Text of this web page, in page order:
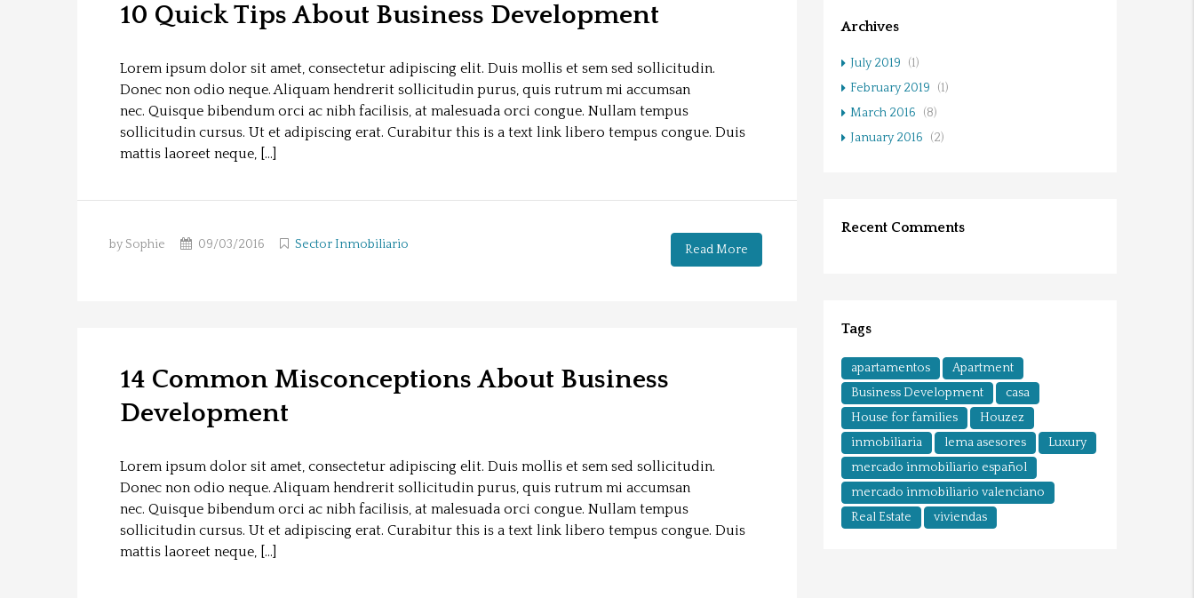
10 Quick Tips About Business Development
Lorem ipsum dolor sit amet, consectetur adipiscing elit. Duis mollis et sem sed sollicitudin.
Donec non odio neque. Aliquam hendrerit sollicitudin purus, quis rutrum mi accumsan
nec. Quisque bibendum orci ac nibh facilisis, at malesuada orci congue. Nullam tempus
sollicitudin cursus. Ut et adipiscing erat. Curabitur this is a text link libero tempus congue. Duis
mattis laoreet neque, […]
by Sophie 09/03/2016 Sector Inmobiliario Read More
14 Common Misconceptions About Business
Development
Lorem ipsum dolor sit amet, consectetur adipiscing elit. Duis mollis et sem sed sollicitudin.
Donec non odio neque. Aliquam hendrerit sollicitudin purus, quis rutrum mi accumsan
nec. Quisque bibendum orci ac nibh facilisis, at malesuada orci congue. Nullam tempus
sollicitudin cursus. Ut et adipiscing erat. Curabitur this is a text link libero tempus congue. Duis
mattis laoreet neque, […]
Archives
July 2019
(1)
February 2019
(1)
March 2016
(8)
January 2016
(2)
Recent Comments
Tags
apartamentos
Apartment
Business Development
casa
House for families
Houzez
inmobiliaria
lema asesores
Luxury
mercado inmobiliario español
mercado inmobiliario valenciano
Real Estate
viviendas